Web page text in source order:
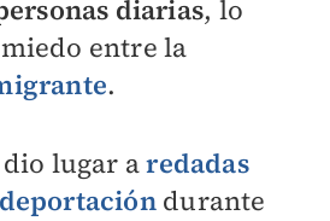
diarias, lo
entre la
.
lugar aredadas
durante